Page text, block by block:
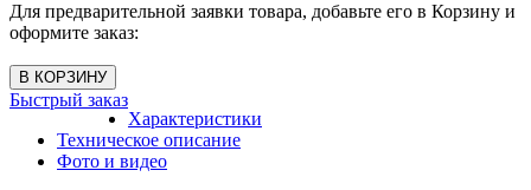
Для предварительной заявки товара, добавьте его в Корзину и
оформите заказ:
Быстрый заказ
Характеристики
Техническое описание
Фото и видео